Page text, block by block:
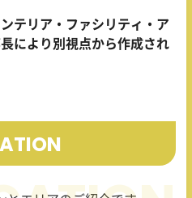
テリア・ファシリティ・ア
により別視点から作成され